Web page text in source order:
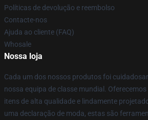
Políticas de devolução e reembolso
Contacte-nos
Ajuda ao cliente (FAQ)
Whosale
Nossa loja
Cada um dos nossos produtos foi
nossa equipa de classe mundial.
itens de alta qualidade e lindamente
uma declaração de moda, estas são